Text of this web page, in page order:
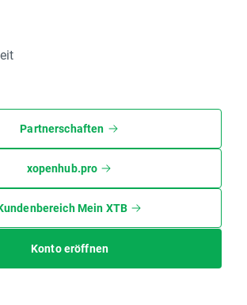
Partnerschaften
xopenhub.pro
Mein XTB
Konto eröffnen